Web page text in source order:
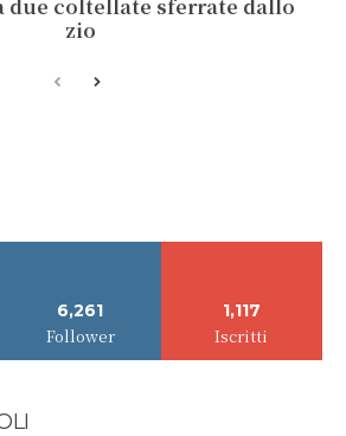
due coltellate sferrate dallo
zio
6,261
Follower
1,117
Iscritti